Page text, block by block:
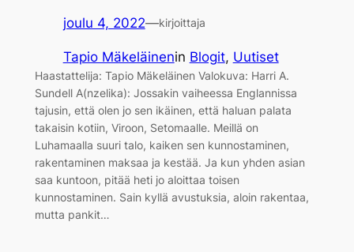
joulu 4, 2022—kirjoittaja
Tapio Mäkeläinenin Blogit, Uutiset
Haastattelija: Tapio Mäkeläinen Valokuva: Harri A.
Sundell A(nzelika): Jossakin vaiheessa Englannissa
tajusin, että olen jo sen ikäinen, että haluan palata
takaisin kotiin, Viroon, Setomaalle. Meillä on
Luhamaalla suuri talo, kaiken sen kunnostaminen,
rakentaminen maksaa ja kestää. Ja kun yhden asian
saa kuntoon, pitää heti jo aloittaa toisen
kunnostaminen. Sain kyllä avustuksia, aloin rakentaa,
mutta pankit…